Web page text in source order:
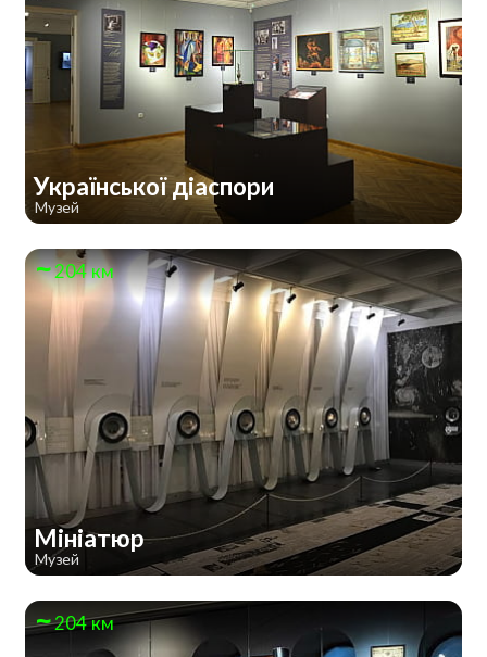
Української діаспори
Музей
204 км
Мініатюр
Музей
204 км